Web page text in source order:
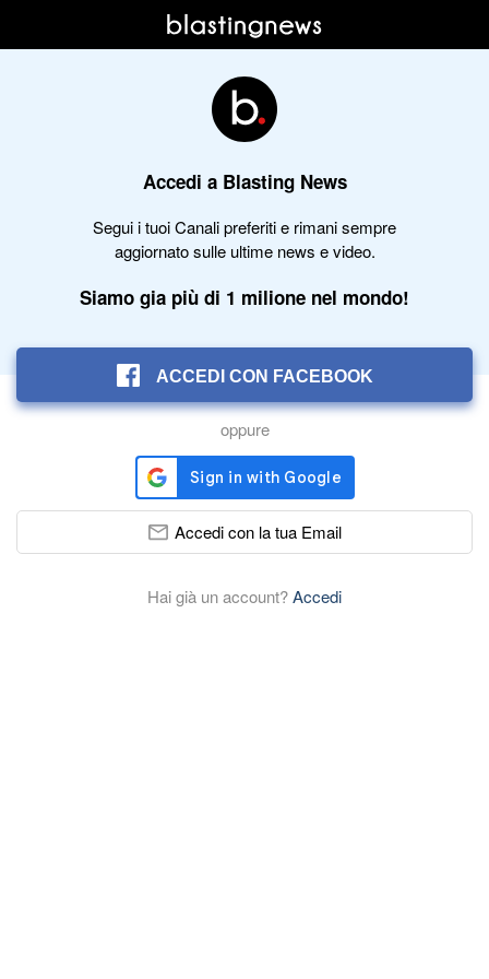
Accedi a Blasting News
Segui i tuoi Canali preferiti e rimani sempre
aggiornato sulle ultime news e video.
Siamo gia più di 1 milione nel mondo!
ACCEDI CON FACEBOOK
oppure
Accedi con la tua Email
Hai già un account?Accedi